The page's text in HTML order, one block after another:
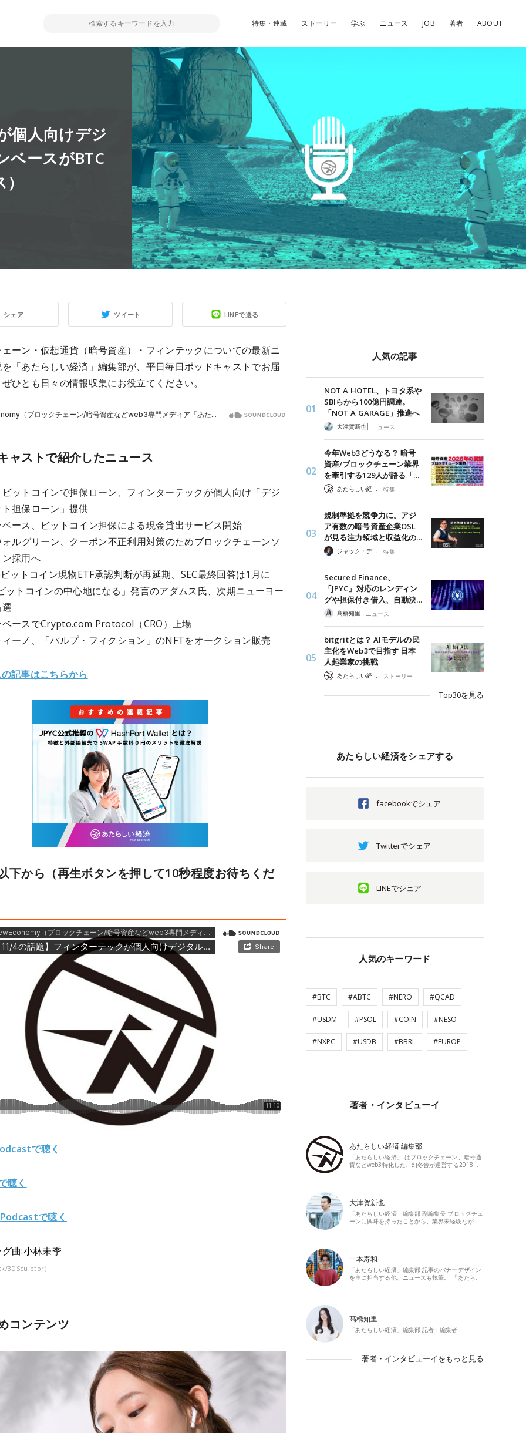
特集・連載 ストーリー 学ぶ ニュース JOB 著者 ABOUT
個人向けデジ
ベースがBTC
シェア ツイート LINEで送る
ーン・仮想通貨（暗号資産）・フィンテックについての最新ニ
「あたらしい経済」編集部が、平日毎日ポッドキャストでお届
ひとも日々の情報収集にお役立てください。
ャストで紹介したニュース
ットコインで担保ローン、フィンターテックが個人向け「デジ
担保ローン」提供
ース、ビットコイン担保による現金貸出サービス開始
ルグリーン、クーポン不正利用対策のためブロックチェーンソ
採用へ
ットコイン現物ETF承認判断が再延期、SEC最終回答は1月に
ットコインの中心地になる」発言のアダムス氏、次期ニューヨー
ースでCrypto.com Protocol（CRO）上場
ーノ、「パルプ・フィクション」のNFTをオークション販売
記事はこちらから
下から（再生ボタンを押して10秒程度お待ちくだ
ャストサービスで聴く
で聴く
聴く
で聴く
曲:小林未季
3DSculptor）
コンテンツ
人気の記事
NOT A HOTEL、トヨタ系や
SBIらから100億円調達。
「NOT A GARAGE」推進へ
大津賀新也| ニュース
今年Web3どうなる？ 暗号
資産/ブロックチェーン業界
を牽引する129人が語る「…
あたらしい経済 編集部 | 特集
規制準拠を競争力に。アジ
ア有数の暗号資産企業OSL
が見る注力領域と収益化の…
ジャック・デロン（Jack Derong） | 特集
Secured Finance、
「JPYC」対応のレンディン
グや担保付き借入、自動決…
髙橋知里 | ニュース
bitgritとは？ AIモデルの民
主化をWeb3で目指す 日本
人起業家の挑戦
あたらしい経済 編集部 | ストーリー
Top30を見る
あたらしい経済をシェアする
facebookでシェア
Twitterでシェア
LINEでシェア
人気のキーワード
#BTC #ABTC #NERO #QCAD
#USDM #PSOL #COIN #NESO
#NXPC #USDB #BBRL #EUROP
著者・インタビューイ
あたらしい経済 編集部
「あたらしい経済」 はブロックチェーン、暗号通
貨などweb3特化した、幻冬舎が運営する2018…
大津賀新也
「あたらしい経済」編集部 副編集長 ブロックチェ
ーンに興味を持ったことから、業界未経験なが…
一本寿和
「あたらしい経済」編集部 記事のバナーデザイン
を主に担当する他、ニュースも執筆。 「あたら…
髙橋知里
「あたらしい経済」編集部 記者・編集者
著者・インタビューイをもっと見る